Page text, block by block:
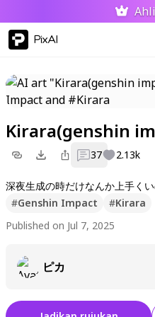
PixAI
Kirara(genshin
37 2.13k
深夜生成の時だけなんか上手く
#Genshin Impact #Kirara
Published on Jul 7, 2025
ピカ